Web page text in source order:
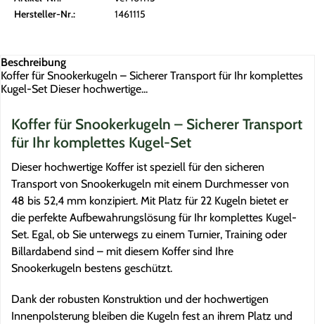
Hersteller-Nr.:
1461115
Beschreibung
Koffer für Snookerkugeln – Sicherer Transport für Ihr komplettes
Kugel-Set Dieser hochwertige...
Koffer für Snookerkugeln – Sicherer Transport
für Ihr komplettes Kugel-Set
Dieser hochwertige Koffer ist speziell für den sicheren
Transport von Snookerkugeln mit einem Durchmesser von
48 bis 52,4 mm konzipiert. Mit Platz für 22 Kugeln bietet er
die perfekte Aufbewahrungslösung für Ihr komplettes Kugel-
Set. Egal, ob Sie unterwegs zu einem Turnier, Training oder
Billardabend sind – mit diesem Koffer sind Ihre
Snookerkugeln bestens geschützt.
Dank der robusten Konstruktion und der hochwertigen
Innenpolsterung bleiben die Kugeln fest an ihrem Platz und